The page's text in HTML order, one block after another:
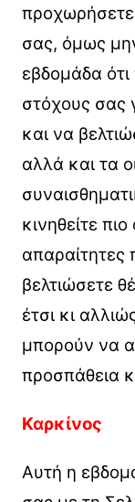
σας, όμως
εβδομάδα
στόχους σας
και να
αλλά και τα
κινηθείτε
απαραίτητες
βελτιώσετε
έτσι κι
μπορούν να
προσπάθεια
Καρκίνος
Αυτή η